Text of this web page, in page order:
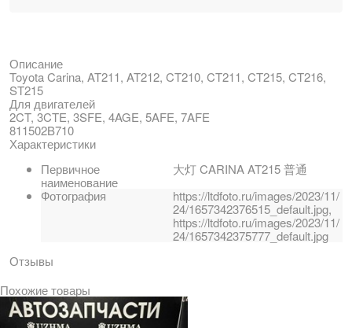
Описание
Toyota Carina, AT211, AT212, CT210, CT211, CT215, CT216,
ST215
Для двигателей
2CT, 3CTE, 3SFE, 4AGE, 5AFE, 7AFE
811502B710
Характеристики
Первичное
наименование
大灯 CARINA AT215 普通
Фотография
https://ltdfoto.ru/images/2023/11/
24/1657342376515_default.jpg,
https://ltdfoto.ru/images/2023/11/
24/1657342375777_default.jpg
Отзывы
Похожие товары